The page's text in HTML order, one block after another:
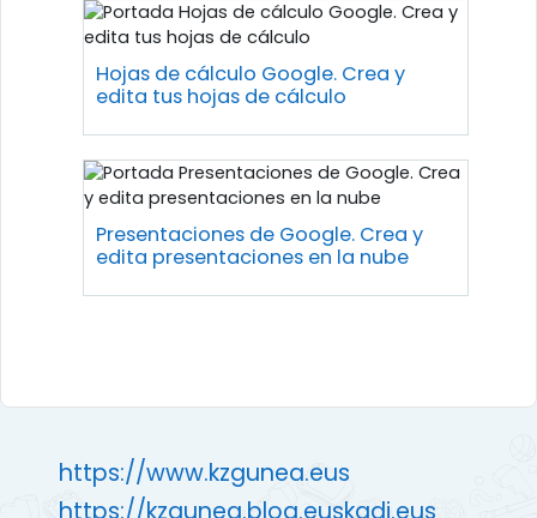
Hojas de cálculo Google. Crea y
edita tus hojas de cálculo
Presentaciones de Google. Crea y
edita presentaciones en la nube
https://www.kzgunea.eus